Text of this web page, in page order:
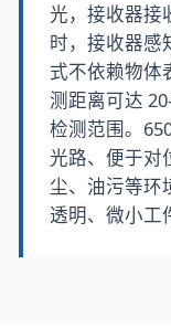
光，接收器接
时，接收器感
式不依赖物体
测距离可达
检测范围。
光路、便于对
尘、油污等环
透明、微小工